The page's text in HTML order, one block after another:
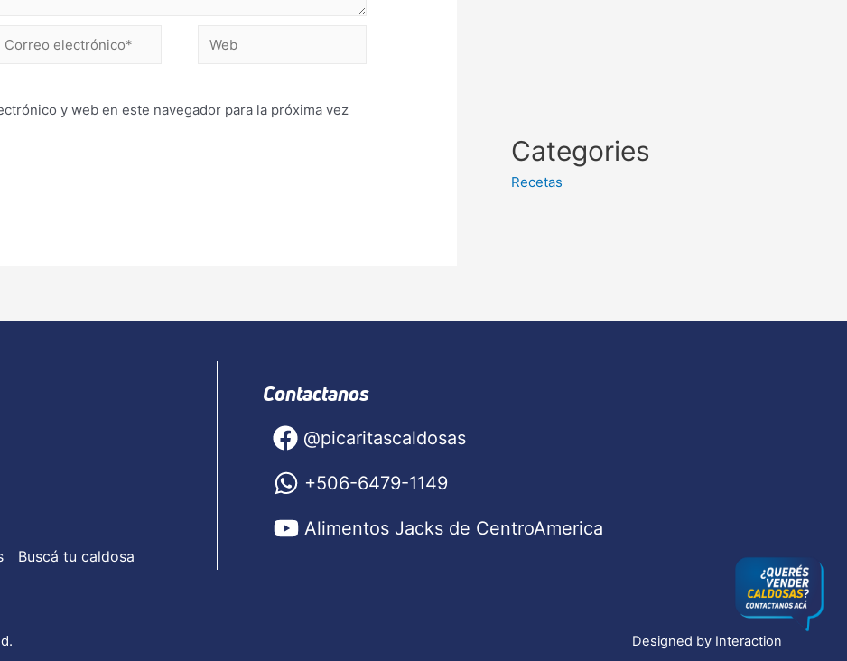
y web en este navegador para la próxima vez
Categories
Recetas
Buscá tu caldosa
Contactanos
@picaritascaldosas
+506-6479-1149
Alimentos Jacks de CentroAmerica
Designed by Interaction